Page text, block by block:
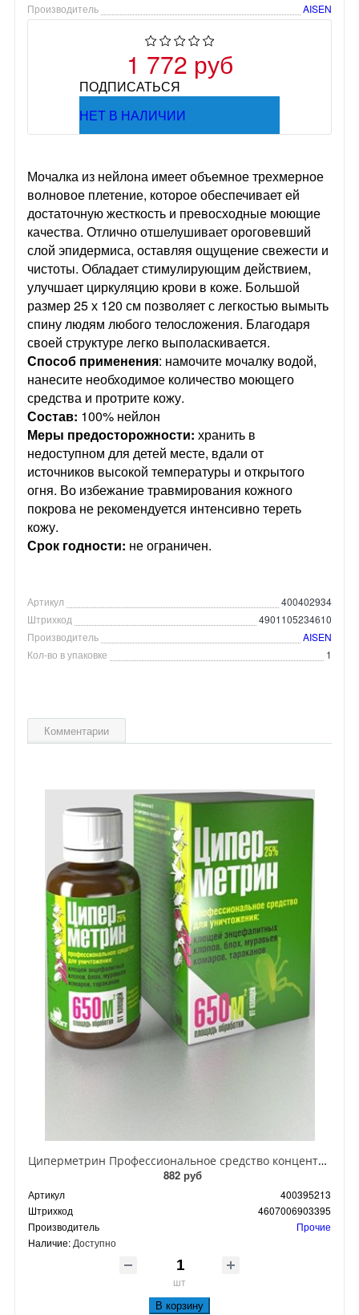
Производитель
AISEN
1 772 руб
ПОДПИСАТЬСЯ
НЕТ В НАЛИЧИИ
Мочалка из нейлона имеет объемное трехмерное
волновое плетение, которое обеспечивает ей
достаточную жесткость и превосходные моющие
качества. Отлично отшелушивает ороговевший
слой эпидермиса, оставляя ощущение свежести и
чистоты. Обладает стимулирующим действием,
улучшает циркуляцию крови в коже. Большой
размер 25 х 120 см позволяет с легкостью вымыть
спину людям любого телосложения. Благодаря
своей структуре легко выполаскивается.
Способ применения: намочите мочалку водой,
нанесите необходимое количество моющего
средства и протрите кожу.
Состав: 100% нейлон
Меры предосторожности: хранить в
недоступном для детей месте, вдали от
источников высокой температуры и открытого
огня. Во избежание травмирования кожного
покрова не рекомендуется интенсивно тереть
кожу.
Срок годности: не ограничен.
Артикул
400402934
Штрихкод
4901105234610
Производитель
AISEN
Кол-во в упаковке
1
Комментарии
Циперметрин Профессиональное средство концентрат эмульсии 25% для уничтожения тараканов, мух,комаров, блох, клопов, муравьев, ос 50 мл
882 руб
Артикул
400395213
Штрихкод
4607006903395
Производитель
Прочие
Наличие: Доступно
шт
В корзину